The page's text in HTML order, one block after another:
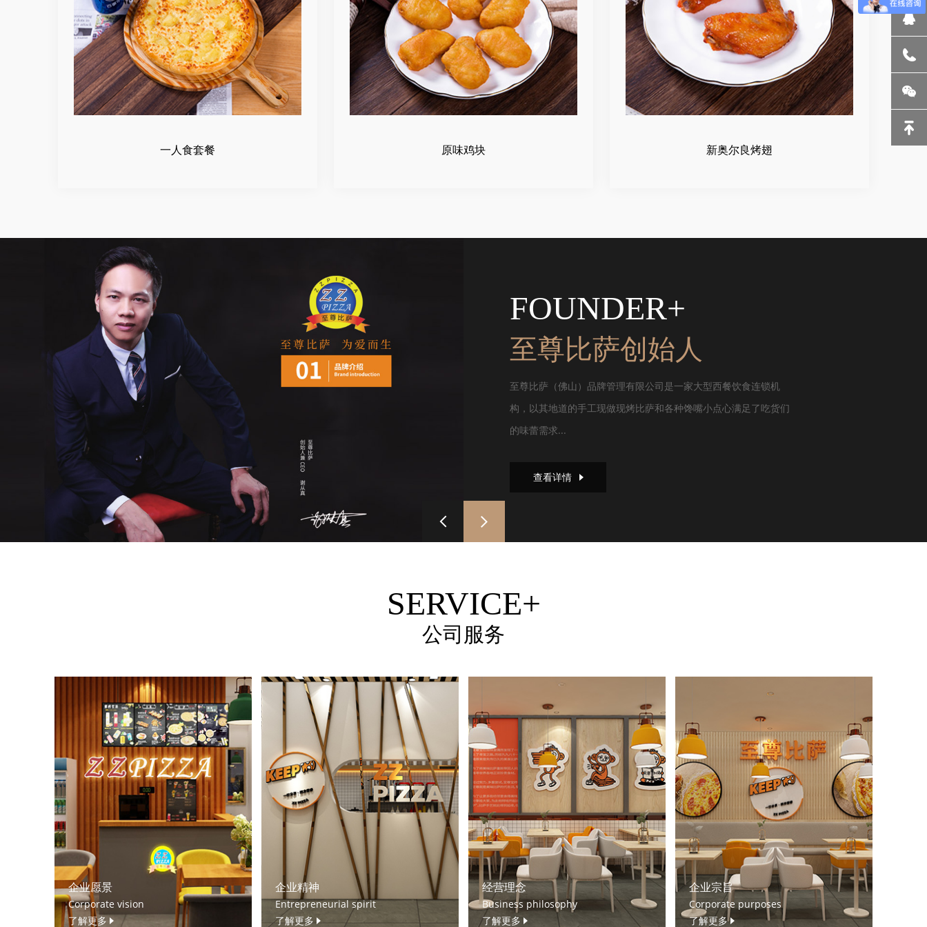
一人食套餐 原味鸡块 新奥尔良烤翅
FOUNDER+
至尊比萨创始人
至尊比萨（佛山）品牌管理有限公司是一家大型西餐饮食连锁机
构，以其地道的手工现做现烤比萨和各种馋嘴小点心满足了吃货们
的味蕾需求...
查看详情
SERVICE+
公司服务
企业愿景
Corporate vision
了解更多
企业精神
Entrepreneurial spirit
了解更多
经营理念
Business philosophy
了解更多
企业宗旨
Corporate purposes
了解更多